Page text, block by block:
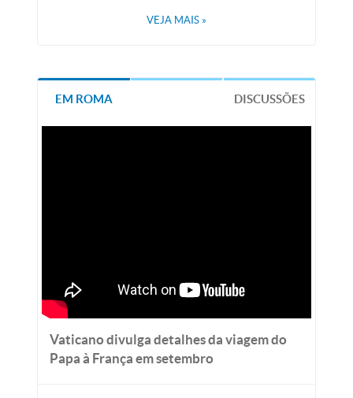
VEJA MAIS »
EM ROMA DISCUSSÕES
Vaticano divulga detalhes da viagem do
Papa à França em setembro